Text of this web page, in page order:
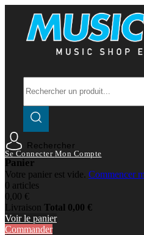
Rechercher
Se Connecter Mon Compte
Panier
Votre panier est vide. Commencer
0 articles
0,00 €
Livraison Total 0,00 €
Voir le panier
Commander